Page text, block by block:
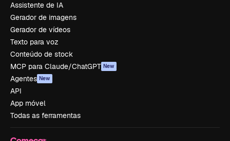
Assistente de IA
Gerador de imagens
Gerador de vídeos
Texto para voz
Conteúdo de stock
MCP para Claude/ChatGPT New
Agentes New
API
App móvel
Todas as ferramentas